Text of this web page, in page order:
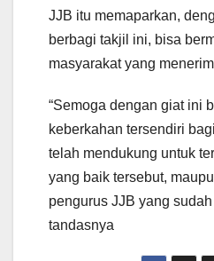
JJB itu memaparkan,
berbagi takjil ini, bisa
masyarakat yang
“Semoga dengan giat ini
keberkahan tersendiri
telah mendukung untuk
yang baik tersebut,
pengurus JJB yang sudah
tandasnya